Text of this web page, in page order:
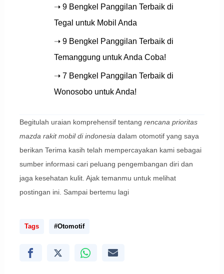
➝ 9 Bengkel Panggilan Terbaik di
Tegal untuk Mobil Anda
➝ 9 Bengkel Panggilan Terbaik di
Temanggung untuk Anda Coba!
➝ 7 Bengkel Panggilan Terbaik di
Wonosobo untuk Anda!
Begitulah uraian komprehensif tentang rencana prioritas
mazda rakit mobil di indonesia dalam otomotif yang saya
berikan Terima kasih telah mempercayakan kami sebagai
sumber informasi cari peluang pengembangan diri dan
jaga kesehatan kulit. Ajak temanmu untuk melihat
postingan ini. Sampai bertemu lagi
Tags #Otomotif